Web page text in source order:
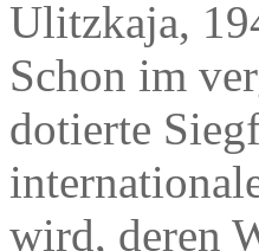
Ulitzkaja,
Schon im
dotierte
wird, deren